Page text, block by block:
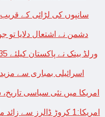
سانپوں کی لڑائی کے
دشمن نے اشتعال دلایا
امریکا میں نئی سیاسی
امریکا:1 کروڑ ڈالرز